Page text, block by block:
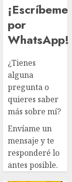
¡Escríbeme
por
WhatsApp!
¿Tienes
alguna
pregunta o
quieres saber
más sobre mí?
Envíame un
mensaje y te
responderé lo
antes posible.